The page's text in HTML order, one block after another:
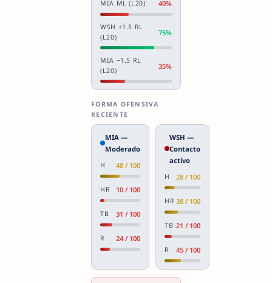
MIA ML (L20) 40%
WSH +1.5 RL
(L20)
75%
MIA −1.5 RL
(L20)
35%
FORMA OFENSIVA
RECIENTE
MIA —
Moderado
H 48 / 100
HR 10 / 100
TB 31 / 100
R 24 / 100
WSH —
Contacto
activo
H 28 / 100
HR 38 / 100
TB 21 / 100
R 45 / 100